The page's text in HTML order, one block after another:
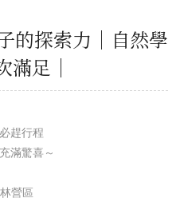
的探索力｜自然學
滿足｜
趕行程
滿驚喜～
營區